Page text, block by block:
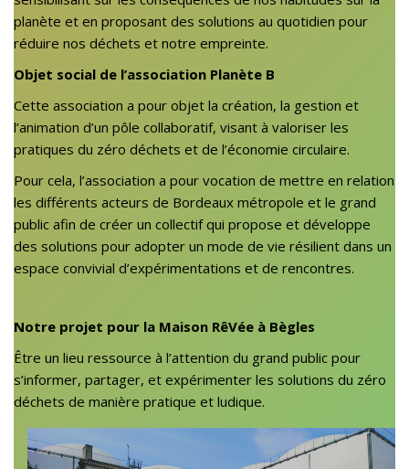
planète et en proposant des solutions au quotidien pour
réduire nos déchets et notre empreinte.
Objet social de l’association Planète B
Cette association a pour objet la création, la gestion et
l’animation d’un pôle collaboratif, visant à valoriser les
pratiques du zéro déchets et de l’économie circulaire.
Pour cela, l’association a pour vocation de mettre en relation
les différents acteurs de Bordeaux métropole et le grand
public afin de créer un collectif qui propose et développe
des solutions pour adopter un mode de vie résilient dans un
espace convivial d’expérimentations et de rencontres.
Notre projet pour la Maison RêVée à Bègles
Être un lieu ressource à l’attention du grand public pour
s’informer, partager, et expérimenter les solutions du zéro
déchets de manière pratique et ludique.